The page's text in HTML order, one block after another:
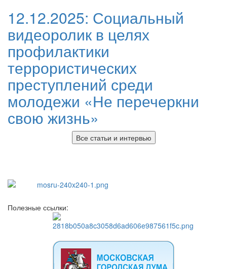
12.12.2025: Социальный
видеоролик в целях
профилактики
террористических
преступлений среди
молодежи «Не перечеркни
свою жизнь»
Все статьи и интервью
Полезные ссылки: